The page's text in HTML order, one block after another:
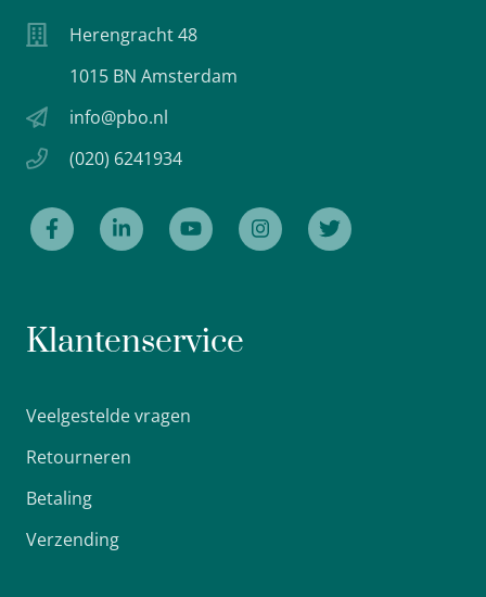
Herengracht 48
1015 BN Amsterdam
info@pbo.nl
(020) 6241934
Klantenservice
Veelgestelde vragen
Retourneren
Betaling
Verzending